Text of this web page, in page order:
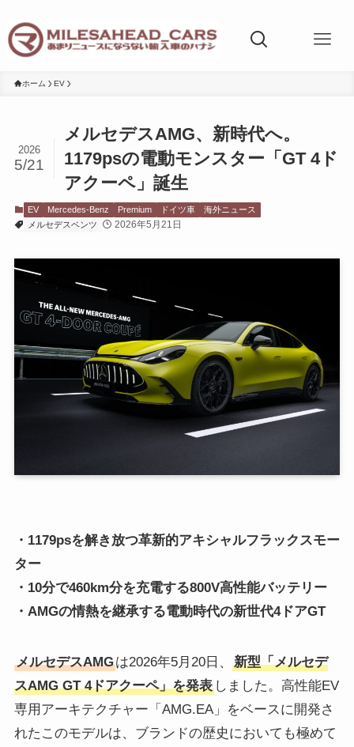
ホーム EV
メルセデスAMG、新時代へ。
1179psの電動モンスター「GT 4ド
アクーペ」誕生
2026
5/21
EV Mercedes-Benz Premium ドイツ車
海外ニュース
メルセデスベンツ
2026年5月21日
・1179psを解き放つ革新的アキシャルフラックスモー
ター
・10分で460km分を充電する800V高性能バッテリー
・AMGの情熱を継承する電動時代の新世代4ドアGT
メルセデスAMGは2026年5月20日、
新型「メルセデ
スAMG GT 4ドアクーペ」を発表しました。高性能EV
専用アーキテクチャー「AMG.EA」をベースに開発さ
れたこのモデルは、ブランドの歴史においても極めて